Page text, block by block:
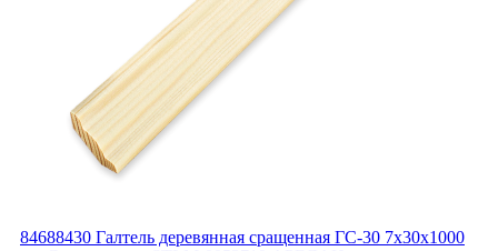
84688430 Галтель деревянная сращенная ГС-30 7х30х1000